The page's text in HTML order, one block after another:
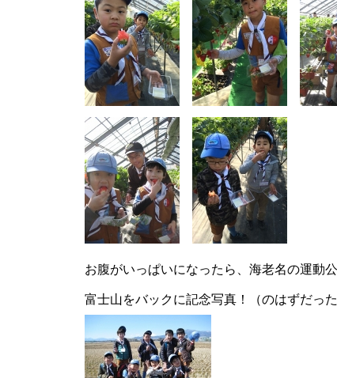
お腹がいっぱいになったら、海老名の運動
富士山をバックに記念写真！（のはずだった